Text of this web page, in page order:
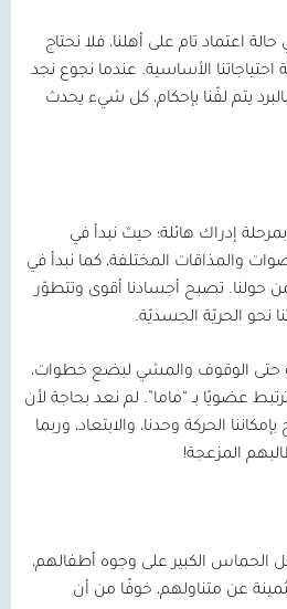
اعتماد تام على أهلنا، فلا نحتاج
احتياجاتنا الأساسية. عندما نجوع نجد
يتم لفّنا بإحكام، كل شيء يحدث
شهرًا، نمر بمرحلة إدراك هائلة؛ حيث نبدأ في
والمذاقات المختلفة، كما نبدأ في
حولنا. تصبح أجسادنا أقوى وتتطوّر
نحو الحريّة الجسديّة.
أو حتى الوقوف والمشي لبضع خطوات،
عضويًا بـ “ماما”. لم نعد بحاجة لأن
الحركة وحدنا، والابتعاد، وربما
المزعجة!
الحماس الكبير على وجوه أطفالهم،
عن متناولهم، خوفًا من أن